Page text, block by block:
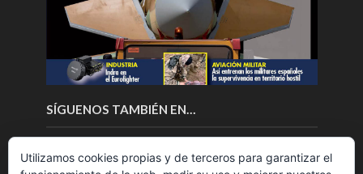
SÍGUENOS TAMBIÉN EN…
Utilizamos cookies propias y de terceros para garantizar el